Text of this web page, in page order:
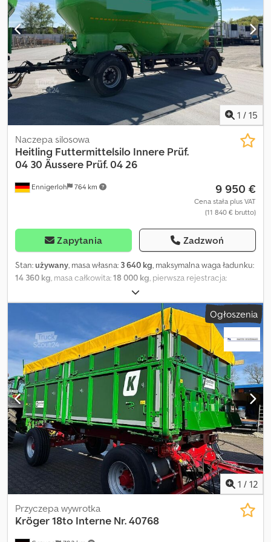
celu szybkiej konsultacji, również bezpośrednio przez WhatsApp:
Oferujemy: Zakup netto dla firm z UE z numerem VAT oraz dla
klientów z krajów trzecich. Leasing i finansowanie. Załatwienie
pełnej dokumentacji celnej. Wystawienie tablic
krótkoterminowych oraz eksportowych. Transport do portu.
Wszystkie ceny w ogłoszeniach na Kleinanzeigen są cenami
brutto i zawierają 19% ustawowego podatku VAT.
1 / 15
Ennigerloh 764 km
Naczepa silosowa
Heitling Futtermittelsilo Innere Prüf.
04 30 Äussere Prüf. 04 26
9 950 €
Cena stała plus VAT
(11 840 € brutto)
Zapytania Zadzwoń
Stan:używany, masa własna: 3 640 kg, maksymalna waga ładunku:
14 360 kg, masa całkowita:18 000 kg, pierwsza rejestracja:
, następna inspekcja (TÜV):
rozmiar opony:385/65R22,5, kolor:zielony, typ przekładni:inny,
385/65R22,5, rozmiar tylnej opony:
385/65R22,5
, kabin kierowcy:inny , klasa emisji: brak
, Wyposażenie:
, Osoby kontaktowe ds. sprzedaży: Frank Rau / rosyjski /
angielski / niemiecki - Bachar Ibrahim / arabski / angielski /
niemiecki - Usługi rejestracyjne, badania techniczne, przegląd
bezpieczeństwa, transport do portu Djdpey Ntn Hefx Apdekr Kolor
podstawowy: zielony Wyposażenie dodatkowe ABS, gotowy do
jazdy, hamulce tarczowe, wideo, ładowność (kg): 14360 Typ
zabudowy: Silos paszowy Heitling 2004, przegląd wewnętrzny
04/30, przegląd zewnętrzny 04/26 Zastrzeżenie błędów.
Ogłoszenia
1 / 12
Przyczepa wywrotka
Kröger18to Interne Nr. 40768